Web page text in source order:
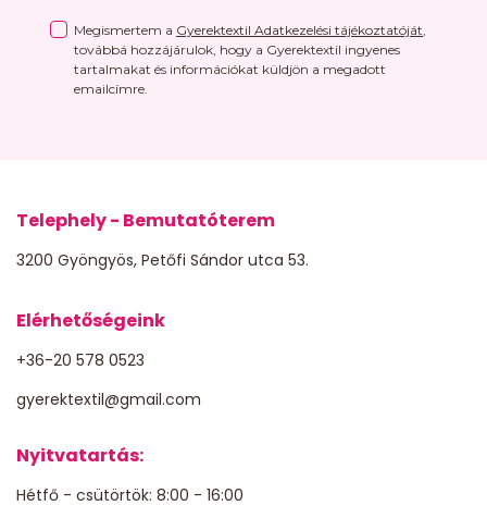
Megismertem a Gyerektextil Adatkezelési tájékoztatóját
továbbá hozzájárulok, hogy a Gyerektextil ingyenes
tartalmakat és információkat küldjön a megadott
emailcímre.
Telephely - Bemutatóterem
3200 Gyöngyös, Petőfi Sándor utca 53.
Elérhetőségeink
+36-20 578 0523
gyerektextil@gmail.com
Nyitvatartás:
Hétfő - csütörtök: 8:00 - 16:00